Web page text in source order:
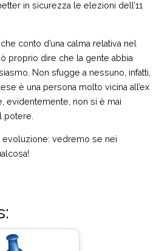
in sicurezza le elezioni dell’11
conto d’una calma relativa nel
proprio dire che la gente abbia
Non sfugge a nessuno, infatti,
è una persona molto vicina all’ex
evidentemente, non si è mai
potere.
evoluzione: vedremo se nei